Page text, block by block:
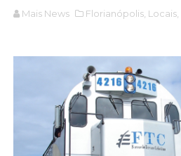
Mais News Florianópolis, Locais,